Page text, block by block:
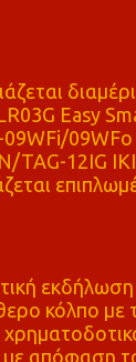
Easy
09WFo
TAG-12IG
κόλπο
απόφαση